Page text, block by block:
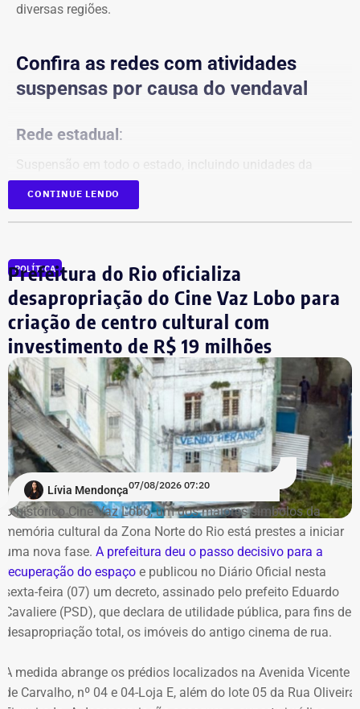
diversas regiões.
Confira as redes com atividades
suspensas por causa do vendaval
Rede estadual:
Suspensão em todo o estado, incluindo unidades da
Faetec.
Redes municipais:
Rio de Janeiro
Niterói
Nova Iguaçu
Queimados
São João de Meriti
Nilópolis
Seropédica
Itaguaí
Mangaratiba
Angra dos Reis
Paraty
Petrópolis
Belford Roxo
Alerta e Prevenção
A capital fluminense entrou em Estágio 2 de mobilização
na noite de ontem.
CONTINUE LENDO
POLÍTICA
Prefeitura do Rio oficializa
desapropriação do Cine Vaz Lobo para
criação de centro cultural com
investimento de R$ 19 milhões
Lívia Mendonça07/08/2026 07:20
O histórico Cine Vaz Lobo, um dos maiores símbolos da
memória cultural da Zona Norte do Rio está prestes a iniciar
uma nova fase. A prefeitura deu o passo decisivo para a
recuperação do espaço e publicou no Diário Oficial nesta
sexta-feira (07) um decreto, assinado pelo prefeito Eduardo
Cavaliere (PSD), que declara de utilidade pública, para fins de
desapropriação total, os imóveis do antigo cinema de rua.
A medida abrange os prédios localizados na Avenida Vicente
de Carvalho, nº 04 e 04-Loja E, além do lote 05 da Rua Oliveira